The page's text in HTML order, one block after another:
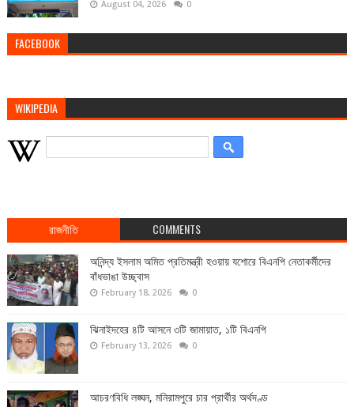
August 04, 2026 0
FACEBOOK
WIKIPEDIA
রাজনীতি COMMENTS
অনিন্দ্য ইসলাম অমিত প্রতিমন্ত্রী হওয়ায় যশোরে বিএনপি নেতাকর্মীদের
বাঁধভাঙা উচ্ছ্বাস
February 18, 2026 0
ঝিনাইদহের ৪টি আসনে ৩টি জামায়াত, ১টি বিএনপি
February 13, 2026 0
আচরণবিধি লঙ্ঘন, মনিরামপুরে চার প্রার্থীর অর্থদণ্ড